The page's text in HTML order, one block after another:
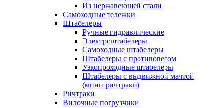
Из нержавеющей стали
Самоходные тележки
Штабелеры
Ручные гидравлические
Электроштабелеры
Самоходные штабелеры
Штабелеры с противовесом
Узкопроходные штабелеры
Штабелеры с выдвижной мачтой
(мини-ричтраки)
Ричтраки
Вилочные погрузчики